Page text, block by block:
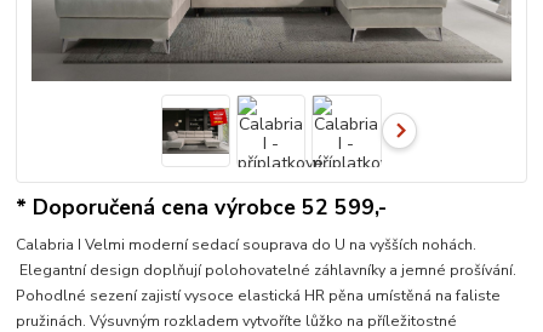
* Doporučená cena výrobce 52 599,-
Calabria I Velmi moderní sedací souprava do U na vyšších nohách.
Elegantní design doplňují polohovatelné záhlavníky a jemné prošívání.
Pohodlné sezení zajistí vysoce elastická HR pěna umístěná na faliste
pružinách. Výsuvným rozkladem vytvoříte lůžko na příležitostné